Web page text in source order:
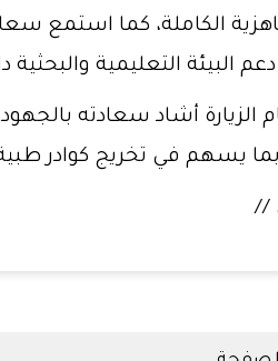
الكاملة، كما استمع
البيئة التعليمية والبحثية
الزيارة أشاد سعادته
يسهم في تخريج كوادر طبية وطنية
//